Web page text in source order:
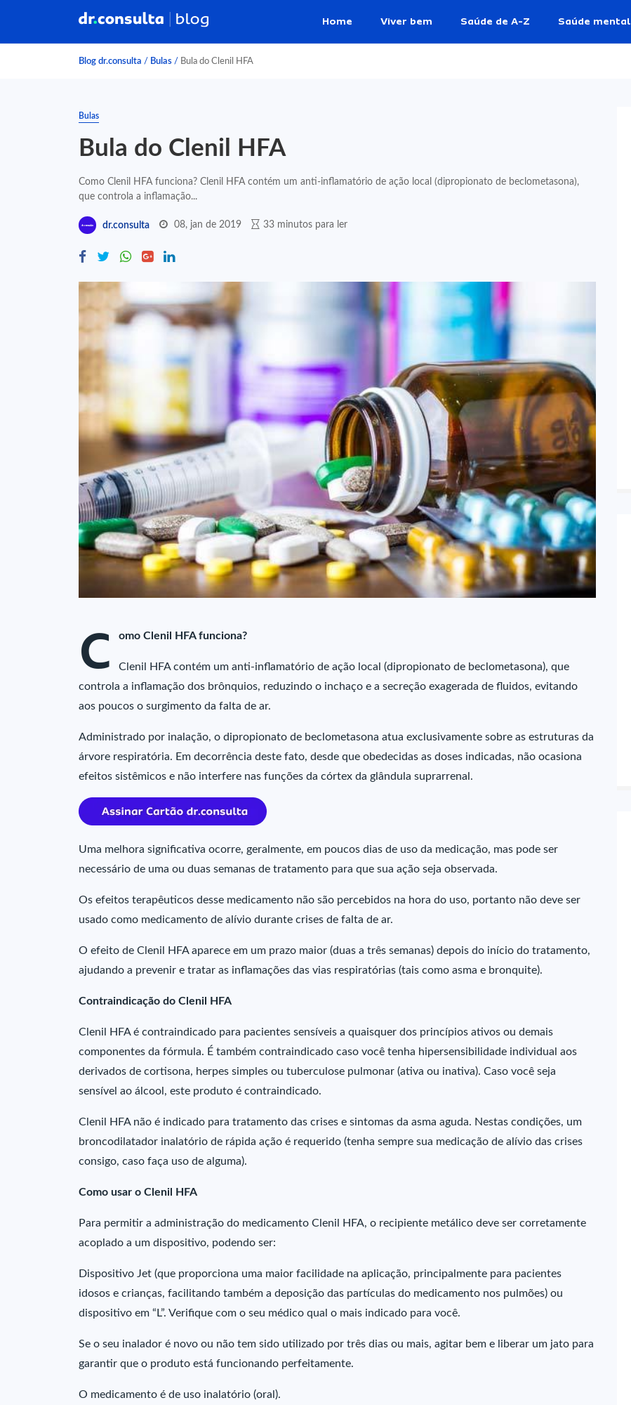
Home Viver bem Saúde de A-Z Saúde mental
Blog dr.consulta / Bulas / Bula do Clenil HFA
Bulas
Bula do Clenil HFA
Como Clenil HFA funciona? Clenil HFA contém um anti-inflamatório de ação local (dipropionato de beclometasona),
que controla a inflamação...
dr.consulta 08, jan de 2019 33 minutos para ler
C omo Clenil HFA funciona?
Clenil HFA contém um anti-inflamatório de ação local (dipropionato de beclometasona), que
controla a inflamação dos brônquios, reduzindo o inchaço e a secreção exagerada de fluidos, evitando
aos poucos o surgimento da falta de ar.
Administrado por inalação, o dipropionato de beclometasona atua exclusivamente sobre as estruturas da
árvore respiratória. Em decorrência deste fato, desde que obedecidas as doses indicadas, não ocasiona
efeitos sistêmicos e não interfere nas funções da córtex da glândula suprarrenal.
Uma melhora significativa ocorre, geralmente, em poucos dias de uso da medicação, mas pode ser
necessário de uma ou duas semanas de tratamento para que sua ação seja observada.
Os efeitos terapêuticos desse medicamento não são percebidos na hora do uso, portanto não deve ser
usado como medicamento de alívio durante crises de falta de ar.
O efeito de Clenil HFA aparece em um prazo maior (duas a três semanas) depois do início do tratamento,
ajudando a prevenir e tratar as inflamações das vias respiratórias (tais como asma e bronquite).
Contraindicação do Clenil HFA
Clenil HFA é contraindicado para pacientes sensíveis a quaisquer dos princípios ativos ou demais
componentes da fórmula. É também contraindicado caso você tenha hipersensibilidade individual aos
derivados de cortisona, herpes simples ou tuberculose pulmonar (ativa ou inativa). Caso você seja
sensível ao álcool, este produto é contraindicado.
Clenil HFA não é indicado para tratamento das crises e sintomas da asma aguda. Nestas condições, um
broncodilatador inalatório de rápida ação é requerido (tenha sempre sua medicação de alívio das crises
consigo, caso faça uso de alguma).
Como usar o Clenil HFA
Para permitir a administração do medicamento Clenil HFA, o recipiente metálico deve ser corretamente
acoplado a um dispositivo, podendo ser:
Dispositivo Jet (que proporciona uma maior facilidade na aplicação, principalmente para pacientes
idosos e crianças, facilitando também a deposição das partículas do medicamento nos pulmões) ou
dispositivo em “L”. Verifique com o seu médico qual o mais indicado para você.
Se o seu inalador é novo ou não tem sido utilizado por três dias ou mais, agitar bem e liberar um jato para
garantir que o produto está funcionando perfeitamente.
O medicamento é de uso inalatório (oral).